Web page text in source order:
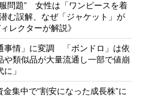
問題” 女性は「ワンピースを着
む誤解、なぜ「ジャケット」が
レクターが解説》
事情」に変調 「ボンドロ」は依
類似品が大量流通し一部で値崩
」
集中で“割安になった成長株”に